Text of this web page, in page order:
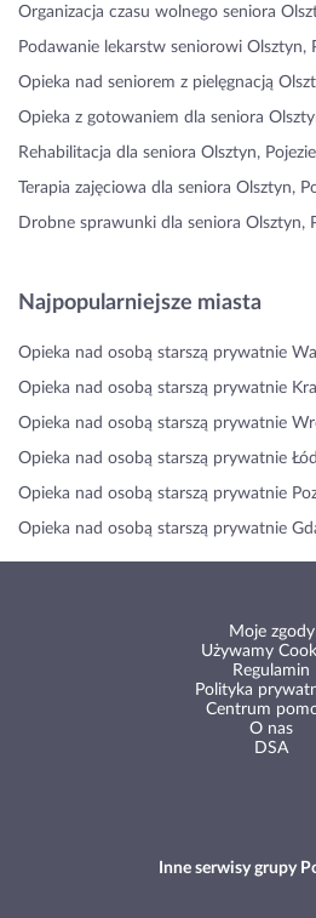
Organizacja czasu wolnego seniora
Podawanie lekarstw seniorowi Olsztyn,
Opieka nad seniorem z pielęgnacją
Opieka z gotowaniem dla seniora
Rehabilitacja dla seniora Olsztyn,
Terapia zajęciowa dla seniora Olsztyn,
Drobne sprawunki dla seniora Olsztyn,
Najpopularniejsze miasta
Opieka nad osobą starszą prywatnie
Opieka nad osobą starszą prywatnie
Opieka nad osobą starszą prywatnie
Opieka nad osobą starszą prywatnie
Opieka nad osobą starszą prywatnie
Opieka nad osobą starszą prywatnie
Moje zgody
Używamy
Regulamin
Polityka
Centrum
O nas
DSA
Inne serwisy grupy